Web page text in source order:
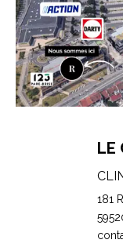
LE
181